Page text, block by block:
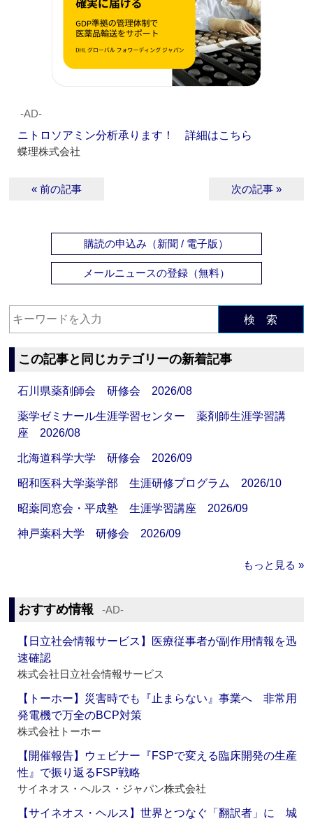
‐AD‐
ニトロソアミン分析承ります！ 詳細はこちら
蝶理株式会社
« 前の記事 次の記事 »
購読の申込み（新聞 / 電子版）
メールニュースの登録（無料）
検 索
この記事と同じカテゴリーの新着記事
石川県薬剤師会 研修会 2026/08
薬学ゼミナール生涯学習センター 薬剤師生涯学習講
座 2026/08
北海道科学大学 研修会 2026/09
昭和医科大学薬学部 生涯研修プログラム 2026/10
昭薬同窓会・平成塾 生涯学習講座 2026/09
神戸薬科大学 研修会 2026/09
もっと見る »
おすすめ情報 ‐AD‐
【日立社会情報サービス】医療従事者が副作用情報を迅
速確認
株式会社日立社会情報サービス
【トーホー】災害時でも『止まらない』事業へ 非常用
発電機で万全のBCP対策
株式会社トーホー
【開催報告】ウェビナー『FSPで変える臨床開発の生産
性』で振り返るFSP戦略
サイネオス・ヘルス・ジャパン株式会社
【サイネオス・ヘルス】世界とつなぐ「翻訳者」に 城